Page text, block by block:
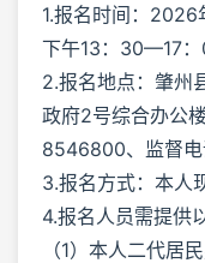
1.报名时间：
下午13：30—17：
2.报名地点：肇州
政府2号综合办公
8546800、监督
3.报名方式：本人
4.报名人员需提供
（1）本人二代居